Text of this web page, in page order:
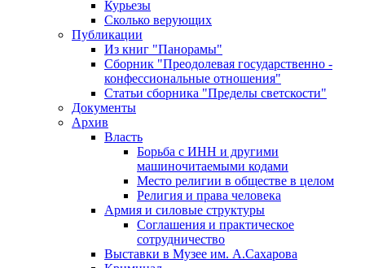
Курьезы
Сколько верующих
Публикации
Из книг "Панорамы"
Сборник "Преодолевая государственно -
конфессиональные отношения"
Статьи сборника "Пределы светскости"
Документы
Архив
Власть
Борьба с ИНН и другими
машиночитаемыми кодами
Место религии в обществе в целом
Религия и права человека
Армия и силовые структуры
Соглашения и практическое
сотрудничество
Выставки в Музее им. А.Сахарова